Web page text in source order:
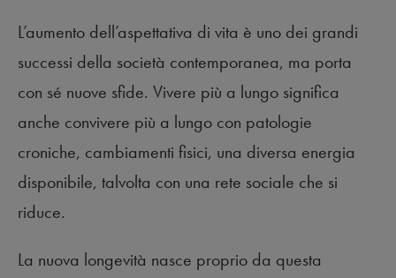
L’aumento dell’aspettativa di vita è uno dei grandi
successi della società contemporanea, ma porta
con sé nuove sfide. Vivere più a lungo significa
anche convivere più a lungo con patologie
croniche, cambiamenti fisici, una diversa energia
disponibile, talvolta con una rete sociale che si
riduce.
La nuova longevità nasce proprio da questa